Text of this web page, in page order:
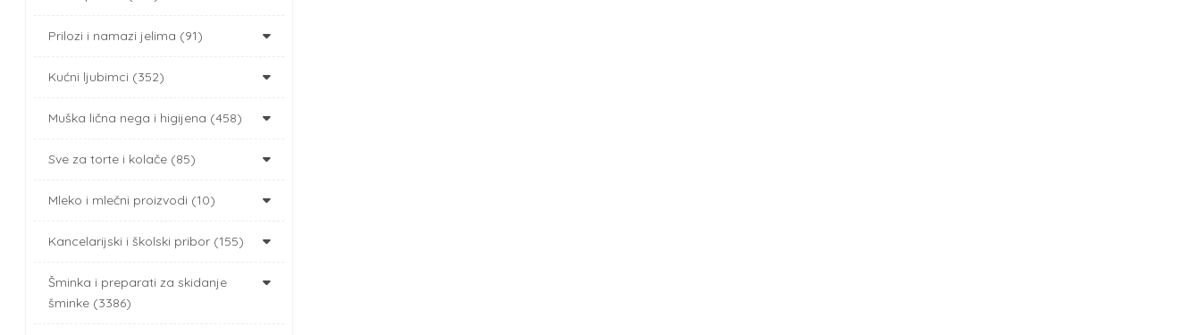
Prilozi i namazi jelima (91)
Kućni ljubimci (352)
Muška lična nega i higijena (458)
Sve za torte i kolače (85)
Mleko i mlečni proizvodi (10)
Kancelarijski i školski pribor (155)
Šminka i preparati za skidanje
šminke (3386)